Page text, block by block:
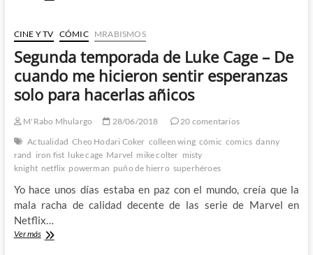
Fist
de
Netflix
¿El
principio
del
fin
una
era?
CINE Y TV CÓMIC MRABISMOS
Segunda temporada de Luke Cage – De
cuando me hicieron sentir esperanzas
solo para hacerlas añicos
M'Rabo Mhulargo 28/06/2018
20 comentarios
Actualidad Cheo Hodari Coker colleen wing cómic comics danny
rand iron fist luke cage Marvel mike colter misty
knight netflix powerman puño de hierro superhéroes
Yo hace unos días estaba en paz con el mundo, creía que la
mala racha de calidad decente de las serie de Marvel en
Netflix…
Ver másSegunda